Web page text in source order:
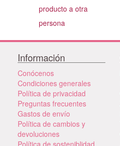
producto a otra
persona
Información
Conócenos
Condiciones generales
Política de privacidad
Preguntas frecuentes
Gastos de envío
Política de cambios y
devoluciones
Política de sosteniblidad